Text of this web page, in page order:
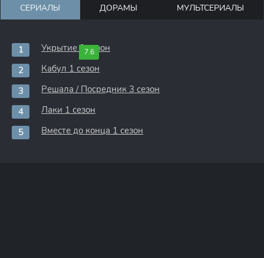
СЕРИАЛЫ ДОРАМЫ МУЛЬТСЕРИАЛЫ
7.6
Укрытие 3 сезон
Кабул 1 сезон
Решала / Посредник 3 сезон
Лаки 1 сезон
Вместе до конца 1 сезон